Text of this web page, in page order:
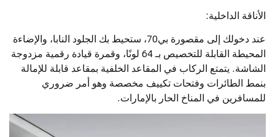
الأناقة الداخلية:
عند دخولك إلى مقصورة بي70، ستحيط بك الجلود النابا، والإضاءة
المحيطة القابلة للتخصيص بـ 64 لونًا، وقمرة قيادة رقمية مزدوجة
الشاشة. يتمتع الركاب في المقاعد الخلفية بمقاعد قابلة للإمالة
بنمط الطائرات وفتحات تكييف مخصصة وهو أمر ضروري
للمسافرين في المناخ الحار بالإمارات.